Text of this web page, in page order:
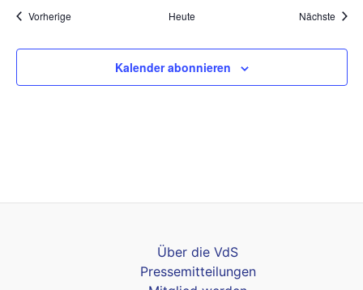
VorherigeVeranstaltungen Heute Nächste
Kalender abonnieren
Über die VdS
Pressemitteilungen